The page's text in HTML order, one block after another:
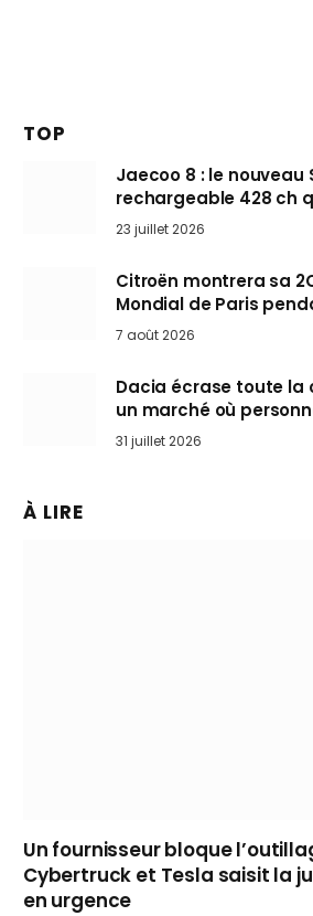
TOP
Jaecoo 8 : le nouveau
rechargeable 428 ch
arrive en Europe cet
23 juillet 2026
Citroën montrera sa
Mondial de Paris
Mini désertent le salon
7 août 2026
Dacia écrase toute la
un marché où
31 juillet 2026
À LIRE
Un fournisseur bloque
Cybertruck et Tesla saisit la
en urgence